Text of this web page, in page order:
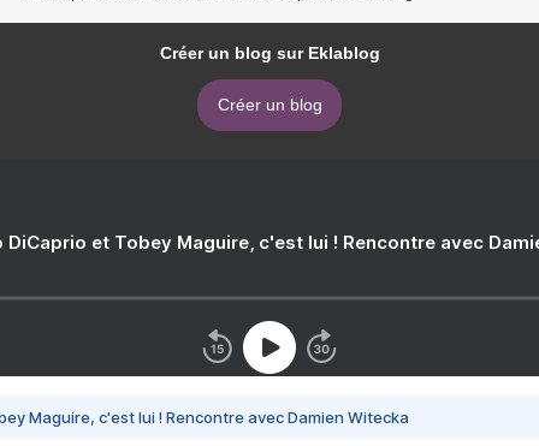
Créer un blog sur Eklablog
Créer un blog
DiCaprio et Tobey Maguire, c'est lui ! Rencontre avec
Maguire, c'est lui ! Rencontre avec Damien Witecka